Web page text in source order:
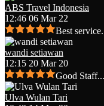
ABS Travel Indonesia
12:46 06 Mar 22
Best
wandi setiawan
12:15 20 Mar 20
Good
Ulva Wulan Tari